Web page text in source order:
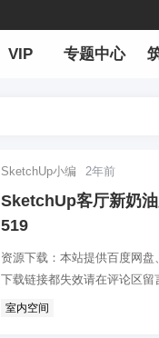
VIP 专题中心
SketchUp小编 2年前
SketchUp客厅新奶
519
资源下载：本站提供百度网
下载链接都失效请在评论区留
室内空间